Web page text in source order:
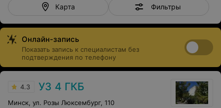
Карта Фильтры
Онлайн-запись
Показать запись к специалистам без
подтверждения по телефону
4.3 УЗ 4 ГКБ
Минск, ул. Розы Люксембург, 110